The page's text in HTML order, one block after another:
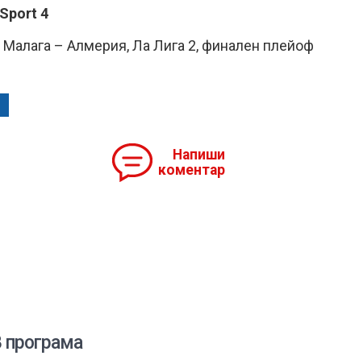
4
Малага – Алмерия, Ла Лига 2, финален плейоф
Напиши
коментар